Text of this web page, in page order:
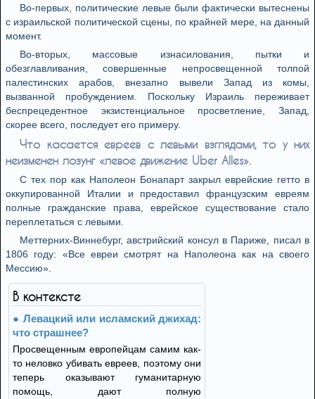
Во-первых, политические левые были фактически вытеснены
с израильской политической сцены, по крайней мере, на данный
момент.
Во-вторых, массовые изнасилования, пытки и
обезглавливания, совершенные непросвещенной толпой
палестинских арабов, внезапно вывели Запад из комы,
вызванной пробуждением. Поскольку Израиль переживает
беспрецедентное экзистенциальное просветление, Запад,
скорее всего, последует его примеру.
Что касается евреев с левыми взглядами, то у них
неизменен лозунг «левое движение Uber Alles».
С тех пор как Наполеон Бонапарт закрыл еврейские гетто в
оккупированной Италии и предоставил французским евреям
полные гражданские права, еврейское существование стало
переплетаться с левыми.
Меттерних-Виннебург, австрийский консул в Париже, писал в
1806 году: «Все евреи смотрят на Наполеона как на своего
Мессию».
В контексте
Левацкий или исламский джихад:
что страшнее?
Просвещенным европейцам самим как-
то неловко убивать евреев, поэтому они
теперь оказывают гуманитарную
помощь, дают полную